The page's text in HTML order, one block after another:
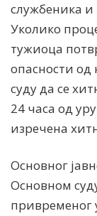
службеника
Уколико
тужиоца
опасности
суду да се
24 часа од
изречена
Основног
Основном
привременог